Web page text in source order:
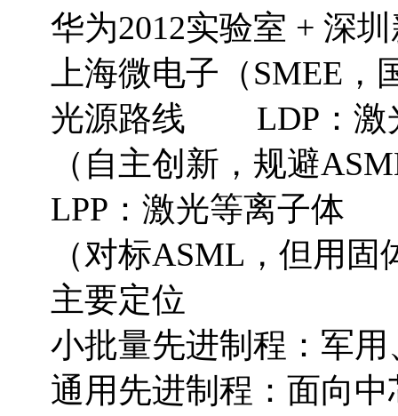
华为2012实验室 + 深
上海微电子（SMEE
光源路线 LDP：激
（自主创新，规避
LPP：激光等离子体
（对标ASML，但用固
主要定位
小批量先进制程：军
通用先进制程：面向